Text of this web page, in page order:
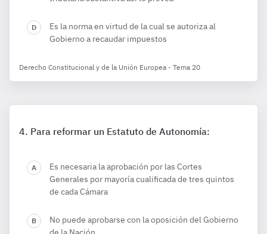
Es la norma en virtud de la cual se autoriza al
Gobierno a recaudar impuestos
Derecho Constitucional y de la Unión Europea - Tema 20
Para reformar un Estatuto de Autonomía:
Es necesaria la aprobación por las Cortes
Generales por mayoría cualificada de tres quintos
de cada Cámara
No puede aprobarse con la oposición del Gobierno